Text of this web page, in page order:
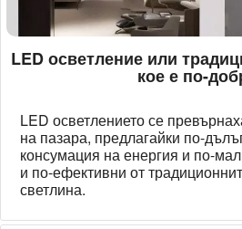
LED осветление или
кое е по-
LED осветлението се
на пазара, предлагайки по-
консумация на енергия и по-
и по-ефективни от
светлина.